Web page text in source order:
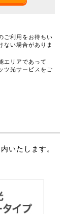
ご利用をお待ちい
ない場合がありま
エリアであって
ツ光サービスをご
いたします。